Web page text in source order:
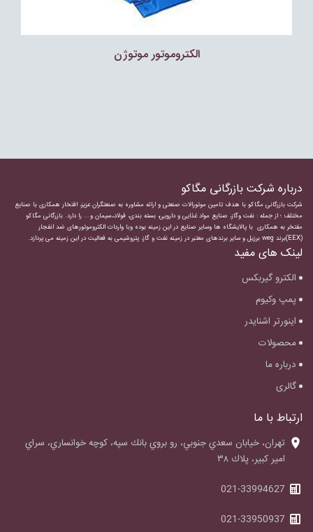
الکتروموتور موتوژن
درباره شرکت بازرگانی مگاکو
شرکت بازرگانی مگاکو با هدف تامین موتورالات صنعتی و ارائه مشاوره به صنعتگران عزیز، افتخار همکاری با صنایع
مختلف ؛ از جمله : نفت وگاز، صنایع مواد غذایی و دارویی، بسته بندی، فولاد،،سیمان و... را دارد. بازرگانی مگاکو
مفتخر به همکاری با پالایشگاه ها وسایر صنایع در این زمینه بوده وبا واردات الکتروموتورهای ضد انفجار
(EEX)برند weg برزیل و سایر برندهای معتبر در زمینه نفت و گاز، پتروشیمی به فعالیت در این زمینه می پردازد.
لینک های مفید
الکترو گیربکس
پمپ وکیوم
اینورتر اشنایدر
محصولات
درباره ما
گالری
ارتباط با ما
‌تهران، خيابان سعدي جنوبي، رو بروي بانك سپه، كوچه خوانساري، سراي
امير كبير، پلاك ٣٨
021-33994627
021-33950937